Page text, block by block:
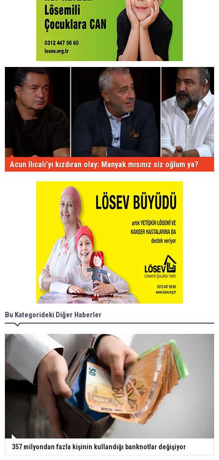
Acun Ilıcalı'yı kızdıran olay: Manyak mısınız siz oğlum ya?
Bu Kategorideki Diğer Haberler
357 milyondan fazla kişinin kullandığı banknotlar değişiyor